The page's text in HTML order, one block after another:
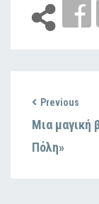
Previous
Μια μαγική
Πόλη»